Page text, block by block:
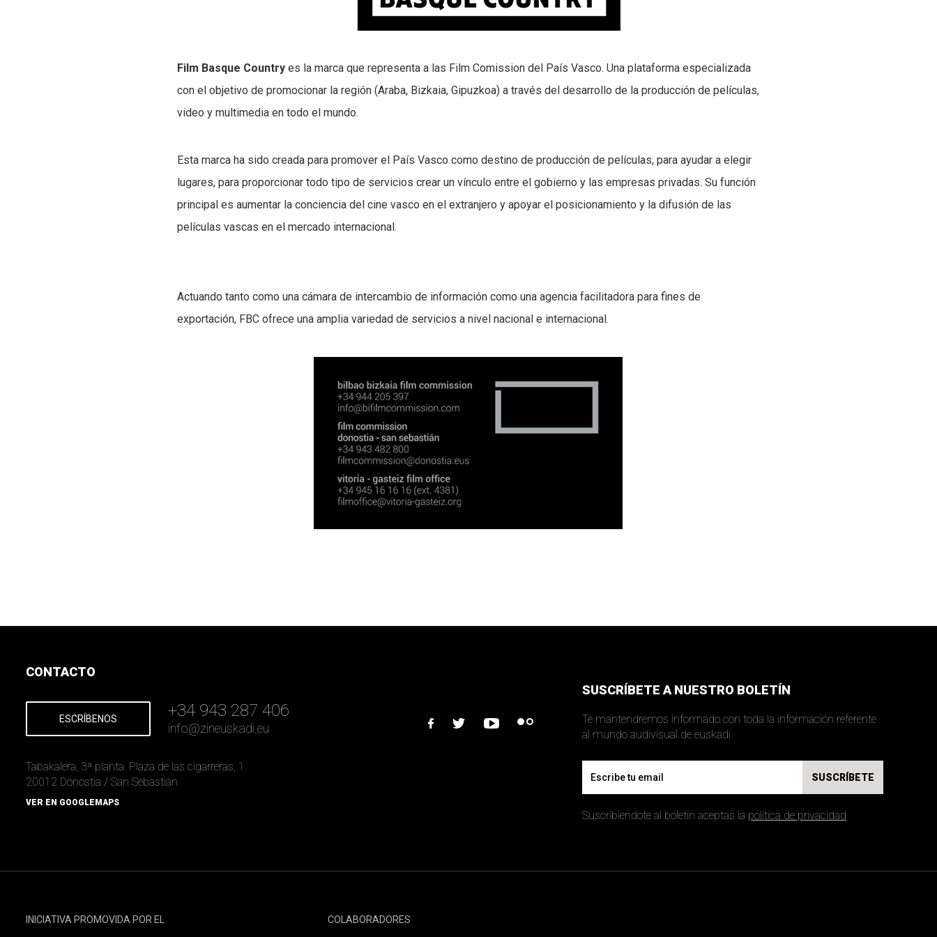
Film Basque Countryes la marca que representa a las Film Comission del País Vasco. Una plataforma especializada
con el objetivo de promocionar la región (Araba, Bizkaia, Gipuzkoa) a través del desarrollo de la producción de películas,
video y multimedia en todo el mundo.
Esta marca ha sido creada para promover el País Vasco como destino de producción de películas, para ayudar a elegir
lugares, para proporcionar todo tipo de servicios crear un vínculo entre el gobierno y las empresas privadas. Su función
principal es aumentar la conciencia del cine vasco en el extranjero y apoyar el posicionamiento y la difusión de las
películas vascas en el mercado internacional.
Actuando tanto como una cámara de intercambio de información como una agencia facilitadora para fines de
exportación, FBC ofrece una amplia variedad de servicios a nivel nacional e internacional.
CONTACTO
ESCRÍBENOS +34 943 287 406
info@zineuskadi.eu
Tabakalera, 3ª planta. Plaza de las cigarreras, 1.
20012 Donostia / San Sebastián
VER EN GOOGLEMAPS
facebook
twitter youtubeflickr
SUSCRÍBETE A NUESTRO BOLETÍN
Te mantendremos informado con toda la información referente
al mundo audivisual de euskadi
SUSCRÍBETE
Suscríbiendote al boletín aceptas la política de privacidad
INICIATIVA PROMOVIDA POR EL COLABORADORES